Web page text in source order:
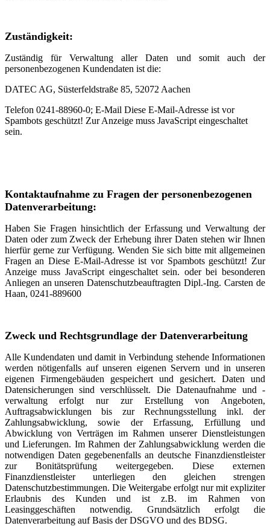
Zuständigkeit:
Zuständig für Verwaltung aller Daten und somit auch der
personenbezogenen Kundendaten ist die:
DATEC AG, Süsterfeldstraße 85, 52072 Aachen
Telefon 0241-88960-0; E-Mail Diese E-Mail-Adresse ist vor
Spambots geschützt! Zur Anzeige muss JavaScript eingeschaltet
sein.
Kontaktaufnahme zu Fragen der personenbezogenen
Datenverarbeitung:
Haben Sie Fragen hinsichtlich der Erfassung und Verwaltung der
Daten oder zum Zweck der Erhebung ihrer Daten stehen wir Ihnen
hierfür gerne zur Verfügung. Wenden Sie sich bitte mit allgemeinen
Fragen anDiese E-Mail-Adresse ist vor Spambots geschützt! Zur
Anzeige muss JavaScript eingeschaltet sein. oder bei besonderen
Anliegen an unseren Datenschutzbeauftragten Dipl.-Ing. Carsten de
Haan, 0241-889600
Zweck und Rechtsgrundlage der Datenverarbeitung
Alle Kundendaten und damit in Verbindung stehende Informationen
werden nötigenfalls auf unseren eigenen Servern und in unseren
eigenen Firmengebäuden gespeichert und gesichert. Daten und
Datensicherungen sind verschlüsselt. Die Datenaufnahme und -
verwaltung erfolgt nur zur Erstellung von Angeboten,
Auftragsabwicklungen bis zur Rechnungsstellung inkl. der
Zahlungsabwicklung, sowie der Erfassung, Erfüllung und
Abwicklung von Verträgen im Rahmen unserer Dienstleistungen
und Lieferungen. Im Rahmen der Zahlungsabwicklung werden die
notwendigen Daten gegebenenfalls an deutsche Finanzdienstleister
zur Bonitätsprüfung weitergegeben. Diese externen
Finanzdienstleister unterliegen den gleichen strengen
Datenschutzbestimmungen. Die Weitergabe erfolgt nur mit expliziter
Erlaubnis des Kunden und ist z.B. im Rahmen von
Leasinggeschäften notwendig. Grundsätzlich erfolgt die
Datenverarbeitung auf Basis der DSGVO und des BDSG.